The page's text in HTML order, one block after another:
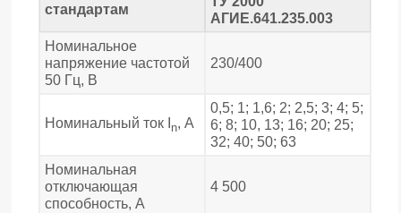
стандартам
АГИЕ.641.235.003
Номинальное
напряжение частотой
50 Гц, В
230/400
Номинальный ток I n, А
0,5; 1; 1,6; 2; 2,5; 3; 4; 5;
6; 8; 10, 13; 16; 20; 25;
32; 40; 50; 63
Номинальная
отключающая
способность, А
4 500